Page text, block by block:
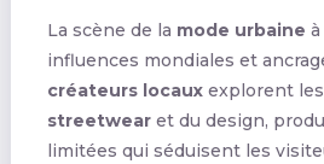
La scène de la mode urbaine
influences mondiales et
créateurs locauxexplorent
streetwearet du design,
limitées qui séduisent les